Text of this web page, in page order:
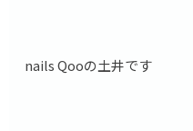
nails Qooの土井です